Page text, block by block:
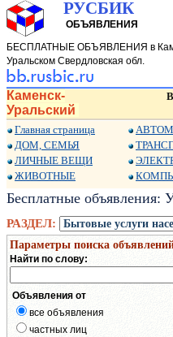
РУСБИК
ОБЪЯВЛЕНИЯ
БЕСПЛАТНЫЕ ОБЪЯВЛЕНИЯ в
Уральском Свердловская обл.
Каменск-
Уральский
Главная страница
ДОМ, СЕМЬЯ
ЛИЧНЫЕ ВЕЩИ
ЖИВОТНЫЕ
Бесплатные
РАЗДЕЛ:
Параметры поиска
Найти по слову:
Объявления от
все объявления
частных лиц